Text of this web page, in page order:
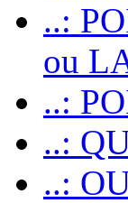
..:
ou
..:
..:
..: